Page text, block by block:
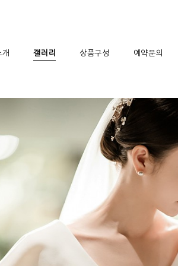
갤러리 상품구성 예약문의